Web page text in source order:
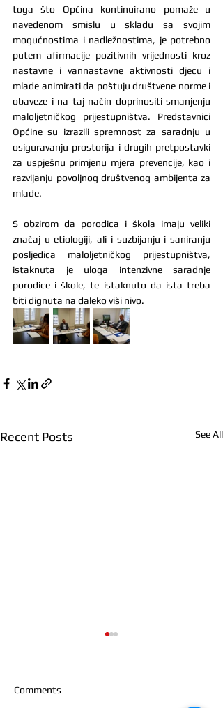
toga što Općina kontinuirano pomaže u
navedenom smislu u skladu sa svojim
mogućnostima i nadležnostima, je potrebno
putem afirmacije pozitivnih vrijednosti kroz
nastavne i vannastavne aktivnosti djecu i
mlade animirati da poštuju društvene norme i
obaveze i na taj način doprinositi smanjenju
maloljetničkog prijestupništva. Predstavnici
Općine su izrazili spremnost za saradnju u
osiguravanju prostorija i drugih pretpostavki
za uspješnu primjenu mjera prevencije, kao i
razvijanju povoljnog društvenog ambijenta za
mlade.
S obzirom da porodica i škola imaju veliki
značaj u etiologiji, ali i suzbijanju i saniranju
posljedica maloljetničkog prijestupništva,
istaknuta je uloga intenzivne saradnje
porodice i škole, te istaknuto da ista treba
biti dignuta na daleko viši nivo.
Recent Posts See All
Comments